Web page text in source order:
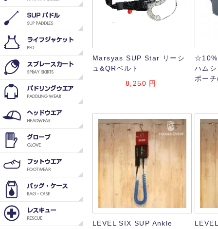
Marsyas SUP Star リーシ
ュ&QRベルト
8,250 円
☆10%
ハム
ポー
LEVEL SIX SUP Ankle